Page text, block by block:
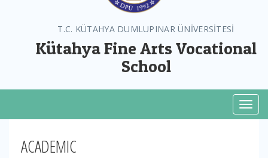
T.C. KÜTAHYA DUMLUPINAR ÜNİVERSİTESİ
Kütahya Fine Arts Vocational
School
ACADEMIC